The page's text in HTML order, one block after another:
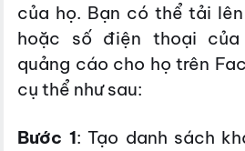
của họ. Bạn có thể tải
hoặc số điện thoại
quảng cáo cho họ trên
cụ thể như sau:
Bước 1: Tạo danh sách